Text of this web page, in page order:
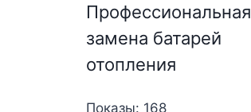
Профессиональная
замена батарей
отопления
Показы: 168